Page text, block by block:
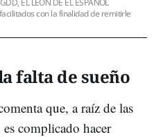
EL LEÓN DE EL ESPAÑOL
con la finalidad de remitirle
falta de sueño
que, a raíz de las
complicado hacer